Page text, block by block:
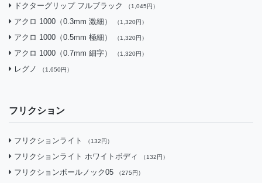
ドクターグリップ フルブラック （1,045円）
アクロ 1000（0.3mm 激細） （1,320円）
アクロ 1000（0.5mm 極細） （1,320円）
アクロ 1000（0.7mm 細字） （1,320円）
レグノ （1,650円）
フリクション
フリクションライト （132円）
フリクションライト ホワイトボディ （132円）
フリクションボールノック05 （275円）